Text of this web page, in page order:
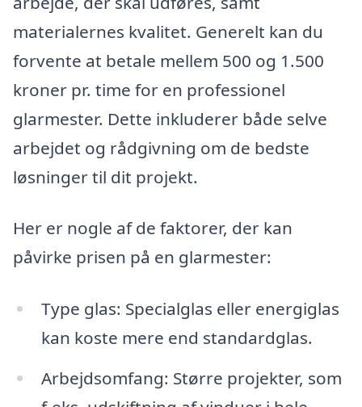
materialernes kvalitet. Generelt kan du
forvente at betale mellem 500 og 1.500
kroner pr. time for en professionel
glarmester. Dette inkluderer både selve
arbejdet og rådgivning om de bedste
løsninger til dit projekt.
Her er nogle af de faktorer, der kan
påvirke prisen på en glarmester:
Type glas: Specialglas eller energiglas
kan koste mere end standardglas.
Arbejdsomfang: Større projekter, som